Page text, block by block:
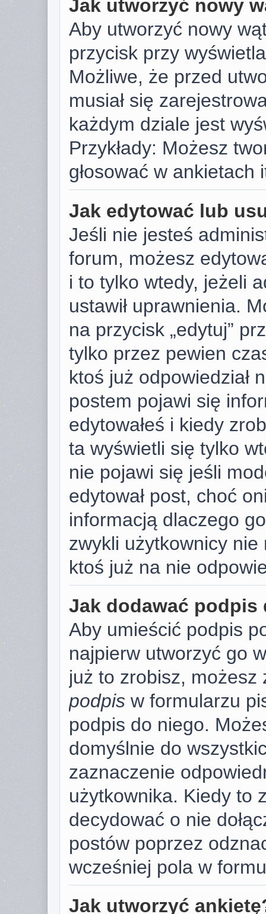
Jak utworzyć nowy
Aby utworzyć nowy
przycisk przy
Możliwe, że przed
musiał się
każdym dziale jest
Przykłady: Możesz
głosować w ankietach
Jak edytować lub
Jeśli nie jesteś
forum, możesz
i to tylko wtedy, jeżeli
ustawił uprawnienia.
na przycisk „edytuj”
tylko przez pewien
ktoś już odpowiedział
postem pojawi się
edytowałeś i kiedy
ta wyświetli się tylko
nie pojawi się jeśli
edytował post, choć
informacją dlaczego
zwykli użytkownicy
ktoś już na nie
Jak dodawać
Aby umieścić podpis
najpierw utworzyć go
już to zrobisz,
podpis w formularzu
podpis do niego.
domyślnie do
zaznaczenie
użytkownika. Kiedy to
decydować o nie
postów poprzez
wcześniej pola w
Jak utworzyć